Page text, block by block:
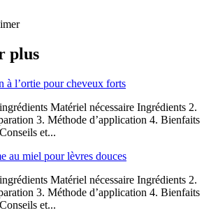
plus
à l’ortie pour cheveux forts
Matériel nécessaire Ingrédients 2.
3. Méthode d’application 4. Bienfaits
et...
au miel pour lèvres douces
Matériel nécessaire Ingrédients 2.
3. Méthode d’application 4. Bienfaits
et...